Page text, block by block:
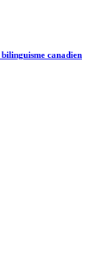
canadien